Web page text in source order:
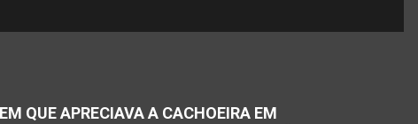
QUE APRECIAVA A CACHOEIRA EM